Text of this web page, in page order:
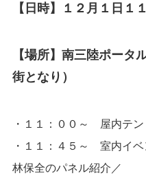
【日時】１２月１日１
【場所】南三陸ポータ
街となり）
・１１：００～ 屋内テ
・１１：４５～ 室内イ
林保全のパネル紹介／